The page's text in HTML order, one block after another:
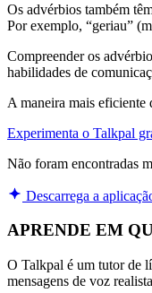
Os advérbios também
Por exemplo, “geriau”
Compreender os
habilidades de
A maneira mais eficiente
Experimenta o Talkpal
Não foram encontradas
Descarrega a
APRENDE EM
O Talkpal é um tutor de
mensagens de voz